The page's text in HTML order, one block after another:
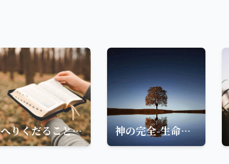
へりくだることの大切さ-ルカによる福音書からの教え 神の完全-生命を与える御言葉の約束